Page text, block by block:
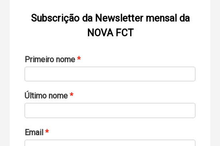
Subscrição da Newsletter mensal da
NOVA FCT
Primeiro nome
Último nome
Email